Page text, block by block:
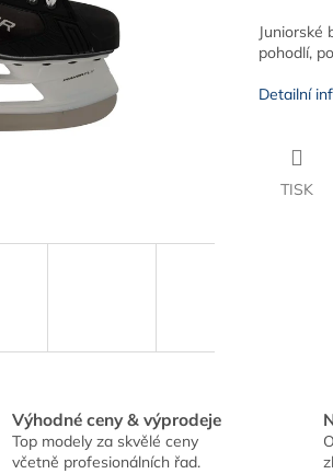
Juniorské
pohodlí,
Detailní
TISK
Výhodné ceny & výprodeje
Top modely za skvělé ceny
včetně profesionálních řad.